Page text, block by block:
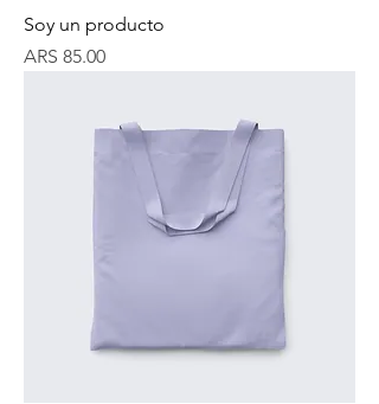
Soy un producto
Price
ARS 85.00